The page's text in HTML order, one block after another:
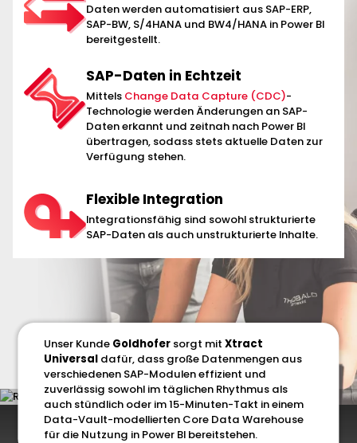
Daten werden automatisiert aus SAP-ERP,
SAP-BW, S/4HANA und BW4/HANA in Power BI
bereitgestellt.
SAP-Daten in Echtzeit
Mittels Change Data Capture (CDC)-
Technologie werden Änderungen an SAP-
Daten erkannt und zeitnah nach Power BI
übertragen, sodass stets aktuelle Daten zur
Verfügung stehen.
Flexible Integration
Integrationsfähig sind sowohl strukturierte
SAP-Daten als auch unstrukturierte Inhalte.
Unser Kunde Goldhofer sorgt mitXtract
Universal dafür, dass große Datenmengen aus
verschiedenen SAP-Modulen effizient und
zuverlässig sowohl im täglichen Rhythmus als
auch stündlich oder im 15-Minuten-Takt in einem
Data-Vault-modellierten Core Data Warehouse
für die Nutzung in Power BI bereitstehen.